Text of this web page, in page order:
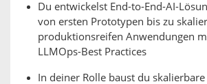
Du entwickelst End-to-End-AI-
von ersten Prototypen bis zu
produktionsreifen Anwendungen
LLMOps-Best Practices
In deiner Rolle baust du